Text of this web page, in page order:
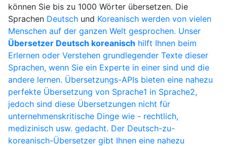
können Sie bis zu 1000 Wörter übersetzen. Die
Sprachen Deutschund Koreanisch werden von vielen
Menschen auf der ganzen Welt gesprochen. Unser
Übersetzer Deutsch koreanisch hilft Ihnen beim
Erlernen oder Verstehen grundlegender Texte dieser
Sprachen, wenn Sie ein Experte in einer sind und die
andere lernen. Übersetzungs-APIs bieten eine nahezu
perfekte Übersetzung von Sprache1 in Sprache2,
jedoch sind diese Übersetzungen nicht für
unternehmenskritische Dinge wie - rechtlich,
medizinisch usw. gedacht. Der Deutsch-zu-
koreanisch-Übersetzer gibt Ihnen eine nahezu